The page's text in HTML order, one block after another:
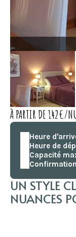
À PARTIR DE 142€/
Heure
Heure de
Capacité
UN STYLE
NUANCES